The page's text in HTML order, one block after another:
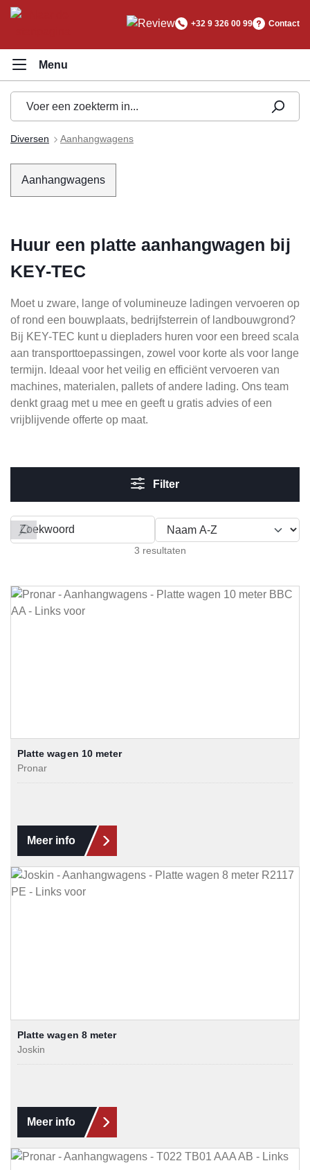
+32 9 326 00 99 Contact
Diversen Aanhangwagens
Aanhangwagens
Huur een platte aanhangwagen bij
KEY-TEC
Moet u zware, lange of volumineuze ladingen vervoeren op
of rond een bouwplaats, bedrijfsterrein of landbouwgrond?
Bij KEY-TEC kunt u diepladers huren voor een breed scala
aan transporttoepassingen, zowel voor korte als voor lange
termijn. Ideaal voor het veilig en efficiënt vervoeren van
machines, materialen, pallets of andere lading. Ons team
denkt graag met u mee en geeft u gratis advies of een
vrijblijvende offerte op maat.
Filter
3 resultaten
Filteren op
Platte wagen 10 meter
Pronar
Meer info
Platte wagen 8 meter
Joskin
Meer info